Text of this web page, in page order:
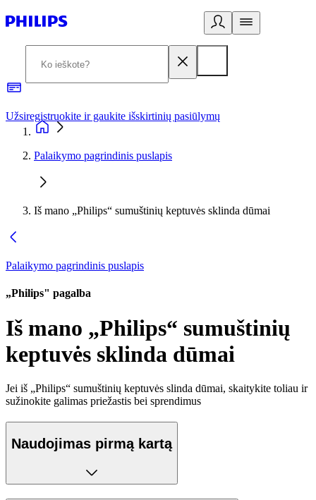
Užsiregistruokite ir gaukite išskirtinių pasiūlymų
Palaikymo pagrindinis puslapis
Iš mano „Philips“ sumuštinių keptuvės sklinda dūmai
Palaikymo pagrindinis puslapis
„Philips" pagalba
Iš mano „Philips“ sumuštinių
keptuvės sklinda dūmai
Jei iš „Philips“ sumuštinių keptuvės slinda dūmai, skaitykite toliau ir
sužinokite galimas priežastis bei sprendimus
Naudojimas pirmą kartą